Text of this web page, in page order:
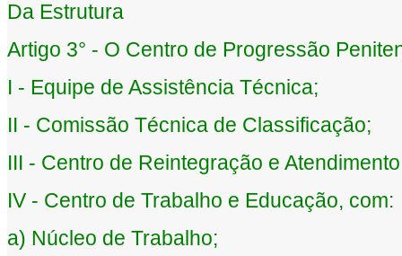
Da Estrutura
Artigo 3° - O Centro de Progressão
I - Equipe de Assistência Técnica;
II - Comissão Técnica de Classificação;
III - Centro de Reintegração e
IV - Centro de Trabalho e Educação, com:
a) Núcleo de Trabalho;